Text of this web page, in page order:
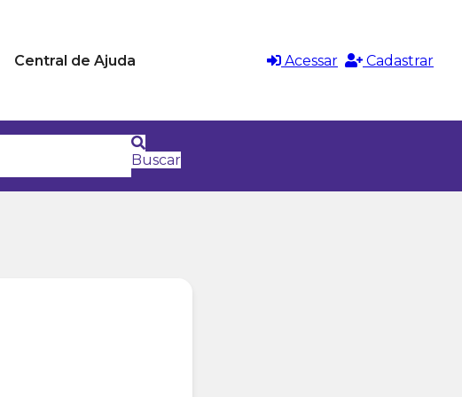
Central de Ajuda Acessar Cadastrar
Buscar